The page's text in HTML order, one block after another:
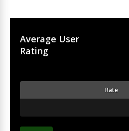
Average User
Rating
Rate